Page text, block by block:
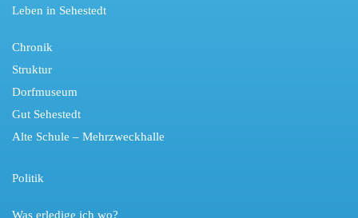
Leben in Sehestedt
Chronik
Struktur
Dorfmuseum
Gut Sehestedt
Alte Schule – Mehrzweckhalle
Politik
Was erledige ich wo?